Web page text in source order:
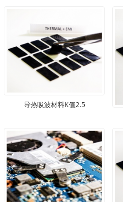
导热吸波材料K值2.5